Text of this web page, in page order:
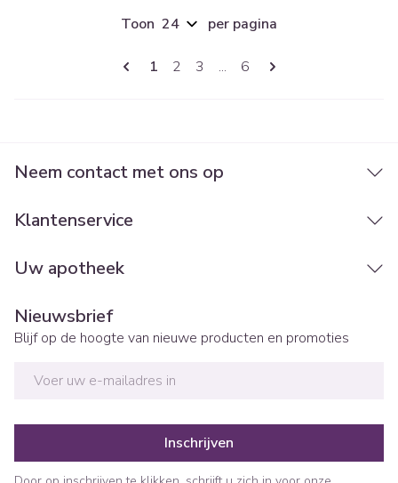
Pagina's
U lees momenteel pagina
1 Pagina
2 Pagina
3 ... Pagina
6
Toon per pagina
Neem contact met ons op
Klantenservice
Uw apotheek
Nieuwsbrief
Blijf op de hoogte van nieuwe producten en promoties
Inschrijven